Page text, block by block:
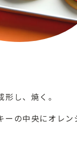
し、焼く。
ーの中央にオレン